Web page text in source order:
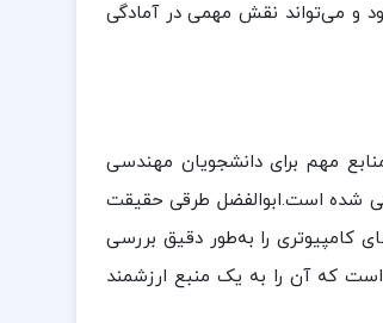
و می‌تواند نقش مهمی در آمادگی
مهم برای دانشجویان مهندسی
شده است.ابوالفضل طرقی حقیقت
کامپیوتری را به‌طور دقیق بررسی
که آن را به یک منبع ارزشمند